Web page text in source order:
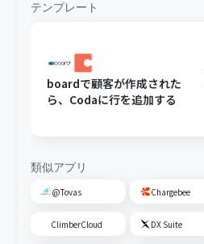
テンプレート
boardで顧客が作成された
ら、Codaに行を追加する
類似アプリ
@Tovas Chargebee
ClimberCloud DX Suite